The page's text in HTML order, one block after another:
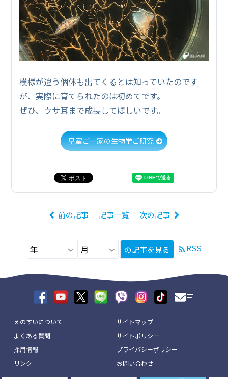
模様が違う個体も出てくるとは知っていたのです
が、実際に育てられたのは初めてです。
ぜひ、ウサ耳まで成長してほしいです。
皇室ご一家の生物学ご研究
前の記事 記事一覧 次の記事
の記事を見る RSS
えのすいについて
よくある質問
採用情報
リンク
サイトマップ
サイトポリシー
プライバシーポリシー
お問い合わせ